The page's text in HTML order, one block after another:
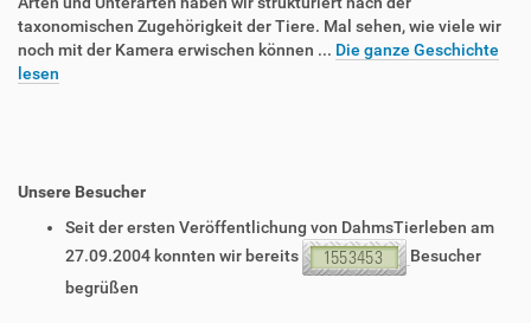
taxonomischen Zugehörigkeit der Tiere. Mal sehen, wie viele wir
noch mit der Kamera erwischen können ... Die ganze Geschichte
lesen
Unsere Besucher
Seit der ersten Veröffentlichung von DahmsTierleben am
27.09.2004 konnten wir bereits
Besucher
begrüßen